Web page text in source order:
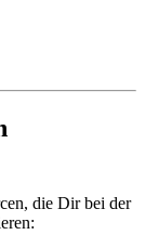
die Dir bei der